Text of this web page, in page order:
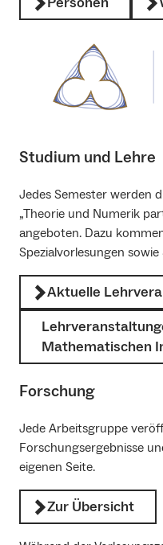
Studium und Lehre
Jedes Semester werden
„Theorie und Numerik
angeboten. Dazu
Spezialvorlesungen sowie
Aktuelle
Mathematischen
Forschung
Jede Arbeitsgruppe
Forschungsergebnisse
eigenen Seite.
Zur Übersicht